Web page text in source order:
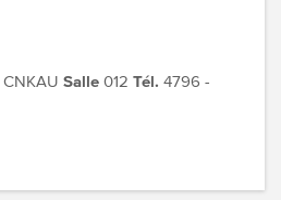
CNKAU Salle 012 Tél. 4796 -